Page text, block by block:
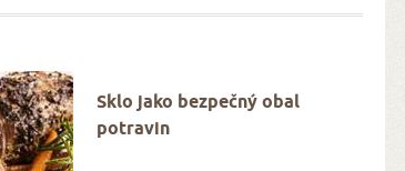
Sklo jako bezpečný obal
potravin